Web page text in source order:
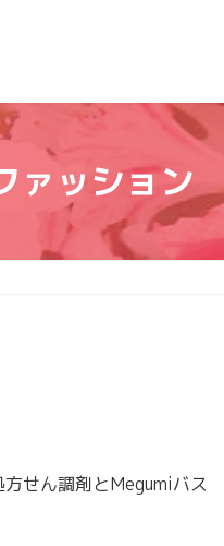
ァッション
せん調剤とMegumiバス